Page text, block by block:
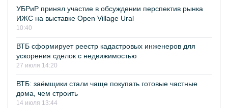
УБРиР принял участие в обсуждении перспектив рынка
ИЖС на выставке Open Village Ural
10:40
ВТБ сформирует реестр кадастровых инженеров для
ускорения сделок с недвижимостью
27 июля 14:20
ВТБ: заёмщики стали чаще покупать готовые частные
дома, чем строить
14 июля 13:44